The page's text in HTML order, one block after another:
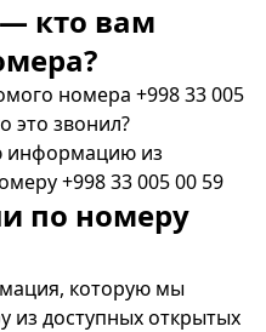
— кто вам
номера +998 33 005
это звонил?
информацию из
+998 33 005 00 59
по номеру
которую мы
из доступных открытых